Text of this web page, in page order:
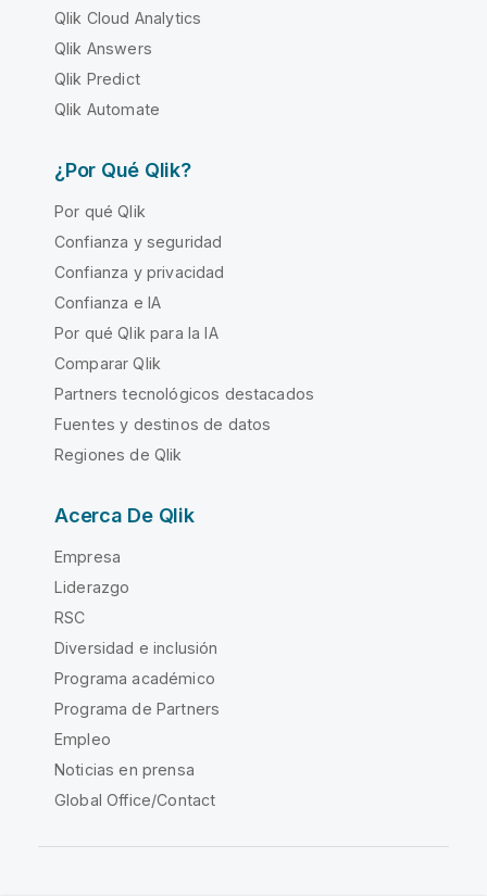
Qlik Cloud Analytics
Qlik Answers
Qlik Predict
Qlik Automate
¿Por Qué Qlik?
Por qué Qlik
Confianza y seguridad
Confianza y privacidad
Confianza e IA
Por qué Qlik para la IA
Comparar Qlik
Partners tecnológicos destacados
Fuentes y destinos de datos
Regiones de Qlik
Acerca De Qlik
Empresa
Liderazgo
RSC
Diversidad e inclusión
Programa académico
Programa de Partners
Empleo
Noticias en prensa
Global Office/Contact